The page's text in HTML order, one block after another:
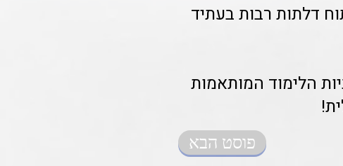
דלתות רבות בעתיד
הלימוד המותאמות
פוסט הבא